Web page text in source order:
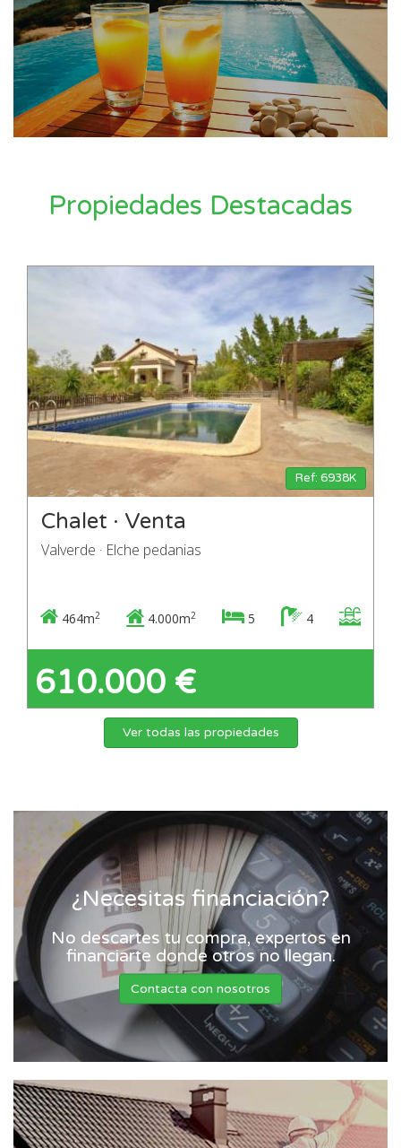
Propiedades Destacadas
Ref: 6938K
Chalet · Venta
Valverde · Elche pedanias
464m2 4.000m2 5 4
610.000 €
Ver todas las propiedades
¿Necesitas financiación?
No descartes tu compra, expertos en
financiarte donde otros no llegan.
Contacta con nosotros